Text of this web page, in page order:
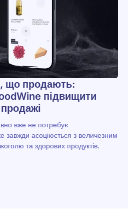
що продають:
підвищити
вже не потребує
завжди асоціюється з величезним
та здорових продуктів.